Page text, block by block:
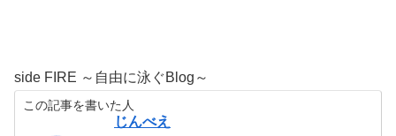
side FIRE ～自由に泳ぐBlog～
この記事を書いた人
じんべえ